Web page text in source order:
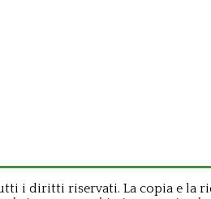
i diritti riservati. La copia e la